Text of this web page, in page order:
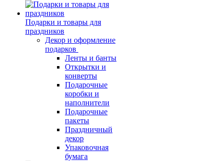
Подарки и товары для
праздников
Декор и оформление
подарков
Ленты и банты
Открытки и
конверты
Подарочные
коробки и
наполнители
Подарочные
пакеты
Праздничный
декор
Упаковочная
бумага